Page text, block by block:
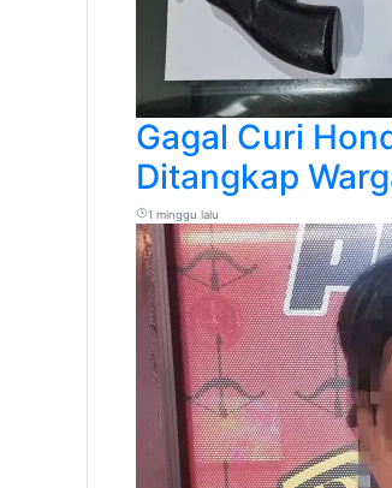
Gagal Curi
Ditangkap
1 minggu lalu